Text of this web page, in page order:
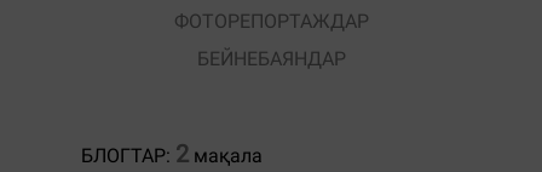
ФОТОРЕПОРТАЖДАР
БЕЙНЕБАЯНДАР
БЛОГТАР: 2 мақала